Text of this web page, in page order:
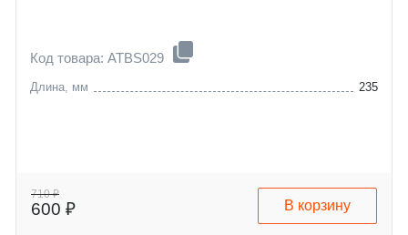
Код товара: ATBS029
Длина, мм 235
710 ₽
600 ₽ В корзину